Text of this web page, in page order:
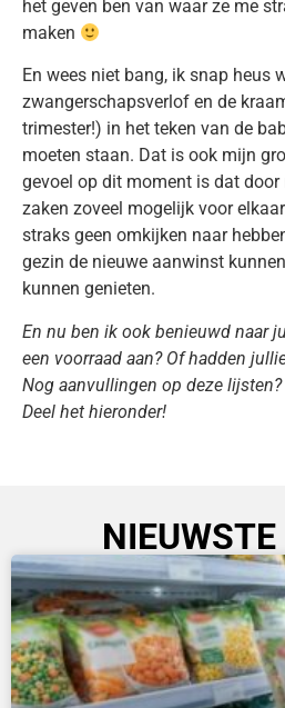
het geven ben van waar ze me
maken
En wees niet bang, ik snap heus
zwangerschapsverlof en de
trimester!) in het teken van de
moeten staan. Dat is ook mijn
gevoel op dit moment is dat
zaken zoveel mogelijk voor
straks geen omkijken naar
gezin de nieuwe aanwinst
kunnen genieten.
En nu ben ik ook benieuwd naar
een voorraad aan? Of hadden
Nog aanvullingen op deze
Deel het hieronder!
NIEUWSTE